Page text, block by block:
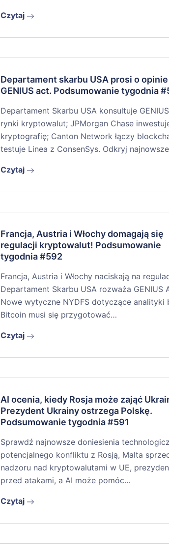
Czytaj
Departament skarbu USA prosi o
GENIUS act. Podsumowanie tygodnia
Departament Skarbu USA konsultuje
rynki kryptowalut; JPMorgan Chase
kryptografię; Canton Network łączy
testuje Linea z ConsenSys. Odkryj
Czytaj
Francja, Austria i Włochy domagają się
regulacji kryptowalut! Podsumowanie
tygodnia #592
Francja, Austria i Włochy naciskają na
Departament Skarbu USA rozważa GENIUS
Nowe wytyczne NYDFS dotyczące analityki
Bitcoin musi się przygotować…
Czytaj
AI ocenia, kiedy Rosja może zająć
Prezydent Ukrainy ostrzega Polskę.
Podsumowanie tygodnia #591
Sprawdź najnowsze doniesienia
potencjalnego konfliktu z Rosją, Malta
nadzoru nad kryptowalutami w UE,
przed atakami, a AI może pomóc…
Czytaj